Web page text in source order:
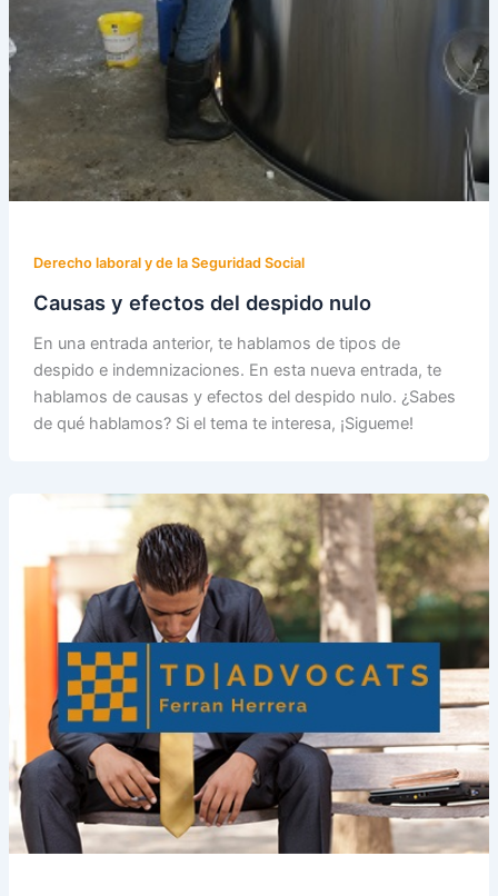
Derecho laboral y de la Seguridad Social
Causas y efectos del despido nulo
En una entrada anterior, te hablamos de tipos de
despido e indemnizaciones. En esta nueva entrada, te
hablamos de causas y efectos del despido nulo. ¿Sabes
de qué hablamos? Si el tema te interesa, ¡Sigueme!